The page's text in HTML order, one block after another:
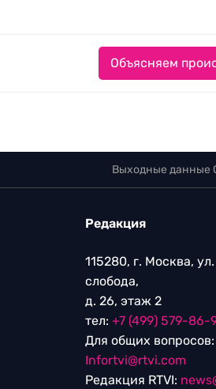
Объясняем
Выходные данные
Редакция
115280, г. Москва,
слобода,
д. 26, этаж 2
тел: +7 (499) 579-86-
Для общих вопросов:
Infortvi@rtvi.com
Редакция RTVI: